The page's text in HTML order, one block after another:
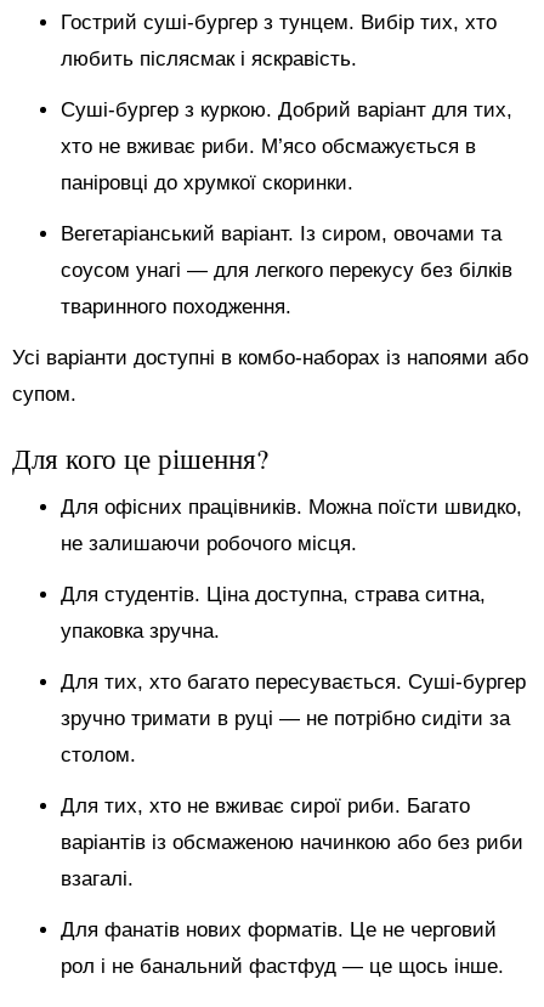
Гострий суші-бургер з тунцем. Вибір тих, хто
любить післясмак і яскравість.
Суші-бургер з куркою. Добрий варіант для тих,
хто не вживає риби. М’ясо обсмажується в
паніровці до хрумкої скоринки.
Вегетаріанський варіант. Із сиром, овочами та
соусом унагі — для легкого перекусу без білків
тваринного походження.
Усі варіанти доступні в комбо-наборах із напоями або
супом.
Для кого це рішення?
Для офісних працівників. Можна поїсти швидко,
не залишаючи робочого місця.
Для студентів. Ціна доступна, страва ситна,
упаковка зручна.
Для тих, хто багато пересувається. Суші-бургер
зручно тримати в руці — не потрібно сидіти за
столом.
Для тих, хто не вживає сирої риби. Багато
варіантів із обсмаженою начинкою або без риби
взагалі.
Для фанатів нових форматів. Це не черговий
рол і не банальний фастфуд — це щось інше.